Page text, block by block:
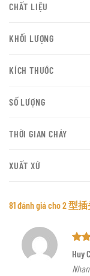
CHẤT LIỆU
KHỐI LƯỢNG
KÍCH THƯỚC
SỐ LƯỢNG
THỜI GIAN CHÁY
XUẤT XỨ
81 đánh giá cho2 型
xếp
45
Huy